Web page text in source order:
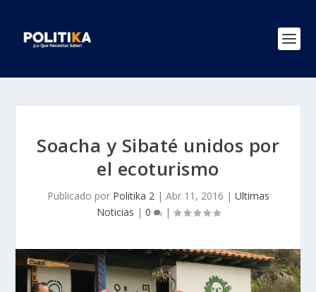
Soacha y Sibaté unidos por
el ecoturismo
Publicado por Politika 2| Abr 11, 2016 | Ultimas
Noticias | 0 |